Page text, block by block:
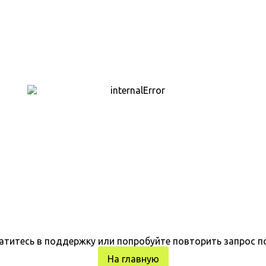
в поддержку или попробуйте повторить запрос
На главную